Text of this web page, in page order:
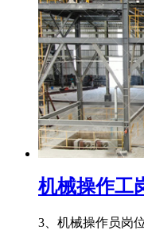
机械操作工
3、机械操作员岗